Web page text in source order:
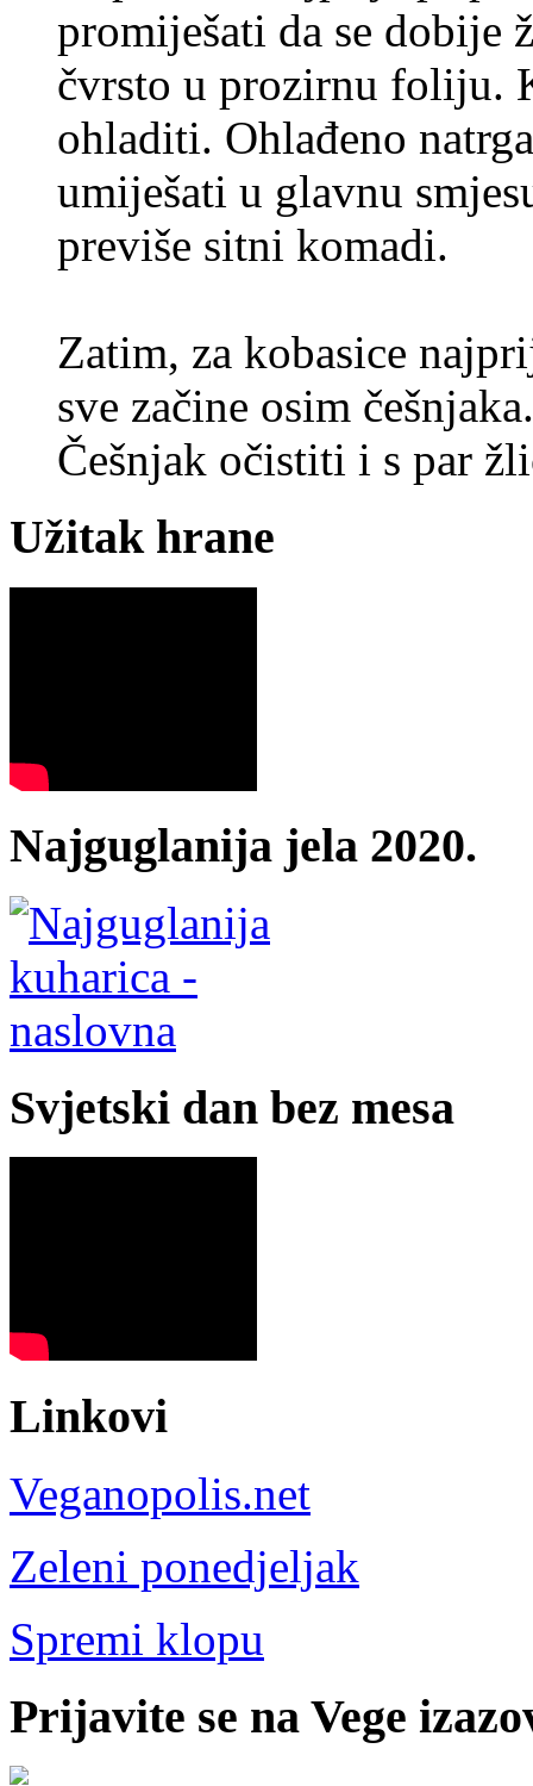
promiješati da se dobije
čvrsto u prozirnu foliju.
ohladiti. Ohlađeno
umiješati u glavnu
previše sitni komadi.
Zatim, za kobasice
sve začine osim
Češnjak očistiti i s par
Užitak hrane
Najguglanija jela 2020.
Svjetski dan bez mesa
Linkovi
Veganopolis.net
Zeleni ponedjeljak
Spremi klopu
Prijavite se na Vege